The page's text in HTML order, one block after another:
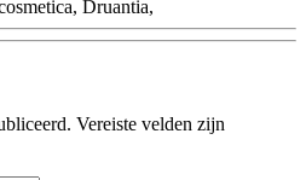
Vereiste velden zijn